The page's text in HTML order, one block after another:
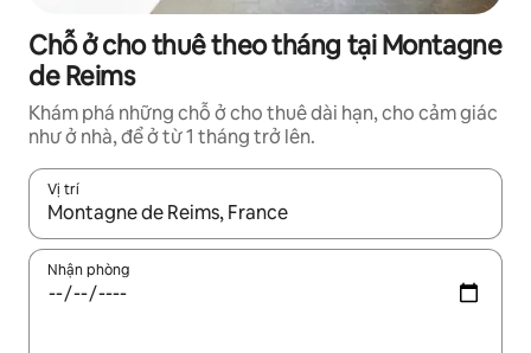
Chỗ ở cho thuê theo tháng tại Montagne
de Reims
Khám phá những chỗ ở cho thuê dài hạn, cho cảm giác
như ở nhà, để ở từ 1 tháng trở lên.
Vị trí
Khi có kết quả, hãy điều hướng bằng phím mũi tên lên và
Nhận phòng